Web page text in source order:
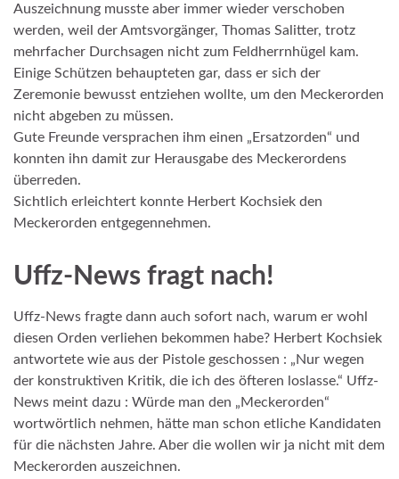
Auszeichnung musste aber immer wieder verschoben
werden, weil der Amtsvorgänger, Thomas Salitter, trotz
mehrfacher Durchsagen nicht zum Feldherrnhügel kam.
Einige Schützen behaupteten gar, dass er sich der
Zeremonie bewusst entziehen wollte, um den Meckerorden
nicht abgeben zu müssen.
Gute Freunde versprachen ihm einen „Ersatzorden“ und
konnten ihn damit zur Herausgabe des Meckerordens
überreden.
Sichtlich erleichtert konnte Herbert Kochsiek den
Meckerorden entgegennehmen.
Uffz-News fragt nach!
Uffz-News fragte dann auch sofort nach, warum er wohl
diesen Orden verliehen bekommen habe? Herbert Kochsiek
antwortete wie aus der Pistole geschossen : „Nur wegen
der konstruktiven Kritik, die ich des öfteren loslasse.“ Uffz-
News meint dazu : Würde man den „Meckerorden“
wortwörtlich nehmen, hätte man schon etliche Kandidaten
für die nächsten Jahre. Aber die wollen wir ja nicht mit dem
Meckerorden auszeichnen.